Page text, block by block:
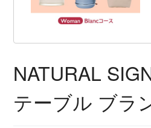
NATURAL
テーブル ブラ